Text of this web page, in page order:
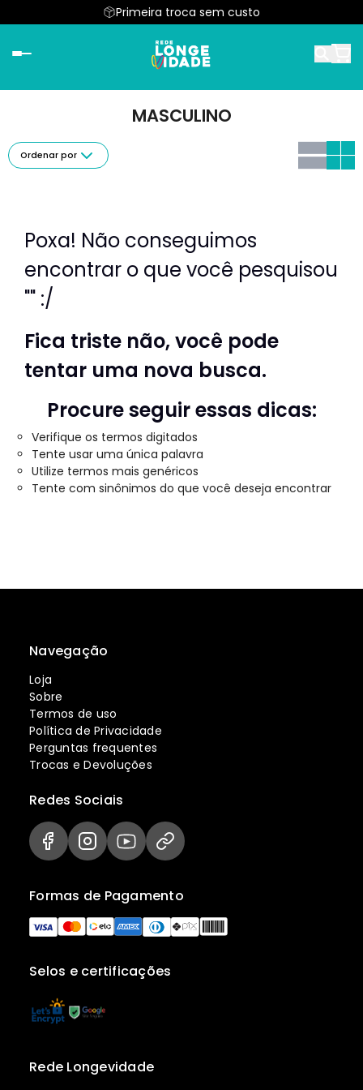
Primeira troca sem custo
MASCULINO
Ordenar por
Poxa! Não conseguimos
encontrar o que você pesquisou
"" :/
Fica triste não, você pode
tentar uma nova busca.
Procure seguir essas dicas:
Verifique os termos digitados
Tente usar uma única palavra
Utilize termos mais genéricos
Tente com sinônimos do que você deseja encontrar
Navegação
Loja
Sobre
Termos de uso
Política de Privacidade
Perguntas frequentes
Trocas e Devoluções
Selos e certificações
Formas de Pagamento
Redes Sociais
Rede Longevidade